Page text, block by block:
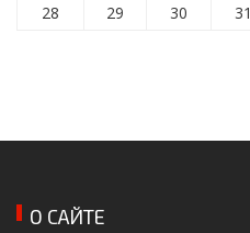
28 29 30 31
О САЙТЕ